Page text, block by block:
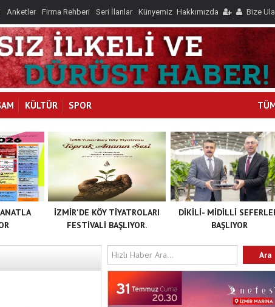
Anketler Firma Rehberi Seri İlanlar Künyemiz Hakkımızda Bize
KÜLTÜR SPOR
DİKİLİ- MİDİLLİ
BAŞLIYOR
İZMİR'DE KÖY TİYATROLARI
FESTİVALİ BAŞLIYOR.